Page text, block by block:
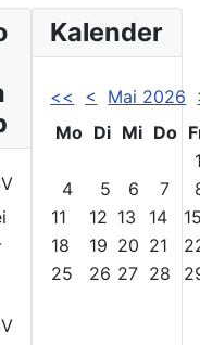
Kalender
<< < Mai 2026
Mo Di Mi Do
4
5 6 7
11
12 13 14
18
19 20 21
25
26 27 28